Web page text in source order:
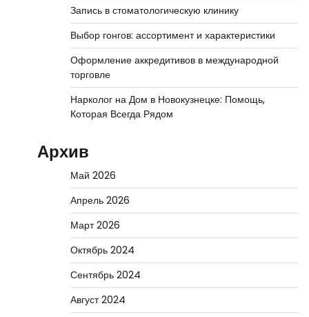
Запись в стоматологическую клинику
Выбор гонгов: ассортимент и характеристики
Оформление аккредитивов в международной
торговле
Нарколог на Дом в Новокузнецке: Помощь,
Которая Всегда Рядом
Архив
Май 2026
Апрель 2026
Март 2026
Октябрь 2024
Сентябрь 2024
Август 2024